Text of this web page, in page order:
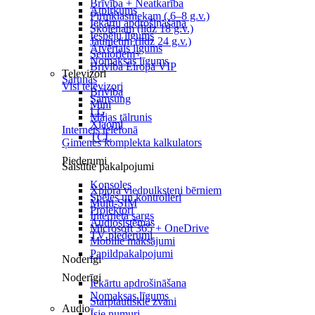
Brīvība + Neatkarība
Pirmklasniekam ( 6–8 g.v.)
Skolēnam (līdz 18 g.v.)
Jaunietim (līdz 24 g.v.)
Senioriem+
Brīvība Eiropā VIP
Sarunas
Brīvība
Mini
Mājas tālrunis
Internets telefonā
Ģimenes komplekta kalkulators
Saistītie pakalpojumi
Xplora viedpulksteņi bērniem
Multi-SIM
Interneta sargs
Microsoft 365 + OneDrive
Mobilie maksājumi
Papildpakalpojumi
Noderīgi
Starptautiskie zvani
Atpirkums
Iekārtu apdrošināšana
Iespēju līgums
Atvērtais līgums
Nomaksas līgums
Televizori
Visi televizori
Samsung
LG
Xiaomi
TCL
Piederumi
Konsoles
Spēles un kontrolieri
Projektori
Audiosistēmas
TV piederumi
Noderīgi
Iekārtu apdrošināšana
Nomaksas līgums
Audio